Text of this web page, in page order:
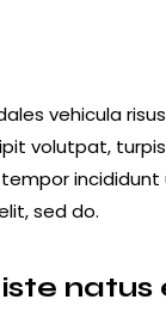
vehicula
volutpat,
sed do.
natus